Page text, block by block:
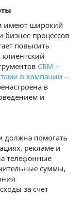
имеют широкий
бизнес-процессов
повысить
CRM –
в компании –
в
и
должна помогать
рекламе и
телефонные
суммы,
за счет